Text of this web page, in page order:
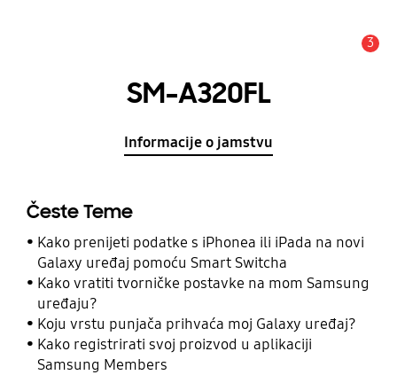
3
SM-A320FL
Informacije o jamstvu
Česte Teme
Kako prenijeti podatke s iPhonea ili iPada na novi
Galaxy uređaj pomoću Smart Switcha
Kako vratiti tvorničke postavke na mom Samsung
uređaju?
Koju vrstu punjača prihvaća moj Galaxy uređaj?
Kako registrirati svoj proizvod u aplikaciji
Samsung Members